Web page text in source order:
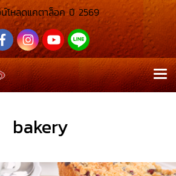
โหลดแคตาล็อค ปี 2569
bakery